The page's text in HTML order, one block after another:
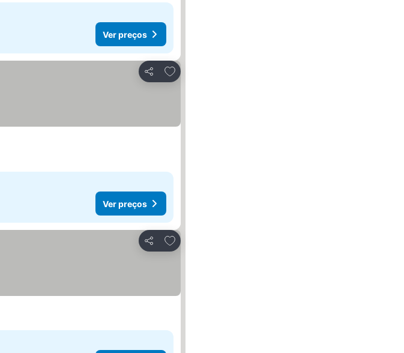
Ver preços
Partilhar
Adicionar aos favoritos
Ver preços
Partilhar
Adicionar aos favoritos